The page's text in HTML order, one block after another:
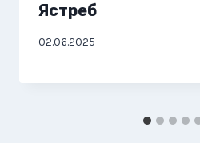
Ястреб
02.06.2025